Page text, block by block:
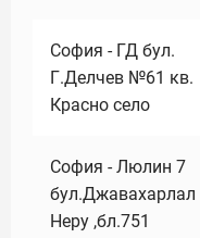
София - ГД бул.
Г.Делчев №61 кв.
Красно село
София - Люлин 7
бул.Джавахарлал
Неру ,бл.751